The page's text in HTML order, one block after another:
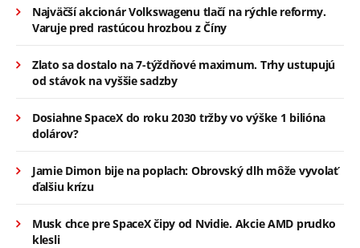
Najväčší akcionár Volkswagenu tlačí na rýchle reformy.
Varuje pred rastúcou hrozbou z Číny
Zlato sa dostalo na 7-týždňové maximum. Trhy ustupujú
od stávok na vyššie sadzby
Dosiahne SpaceX do roku 2030 tržby vo výške 1 bilióna
dolárov?
Jamie Dimon bije na poplach: Obrovský dlh môže vyvolať
ďalšiu krízu
Musk chce pre SpaceX čipy od Nvidie. Akcie AMD prudko
klesli